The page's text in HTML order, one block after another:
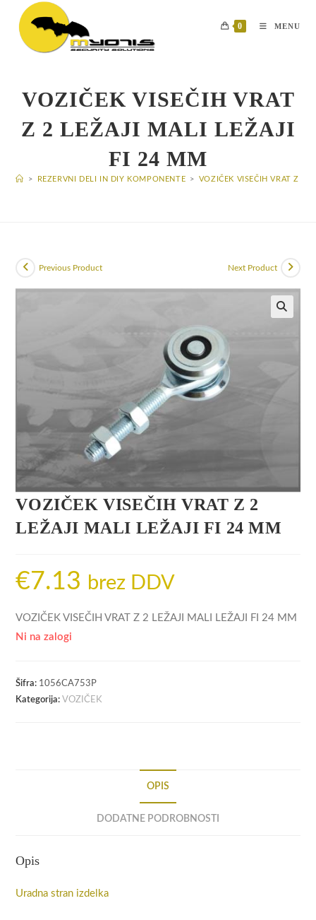
content
0 MENU
VOZIČEK VISEČIH VRAT
Z 2 LEŽAJI MALI LEŽAJI
FI 24 MM
> REZERVNI DELI IN DIY KOMPONENTE > VOZIČEK VISEČIH VRAT Z 2
Previous Product Next Product
VOZIČEK VISEČIH VRAT Z 2
LEŽAJI MALI LEŽAJI FI 24 MM
€7.13 brez DDV
VOZIČEK VISEČIH VRAT Z 2 LEŽAJI MALI LEŽAJI FI 24 MM
Ni na zalogi
Šifra: 1056CA753P
Kategorija: VOZIČEK
OPIS
DODATNE PODROBNOSTI
Opis
Uradna stran izdelka